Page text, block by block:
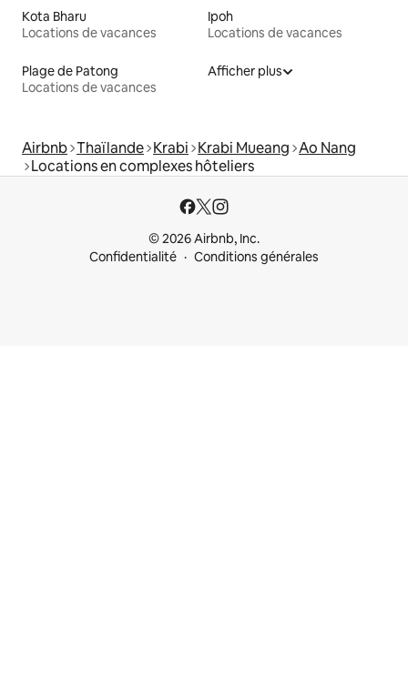
Kota Bharu
Locations de vacances
Ipoh
Locations de vacances
Plage de Patong
Locations de vacances
Afficher plus
Airbnb Thaïlande Krabi Krabi Mueang Ao Nang
Locations en complexes hôteliers
© 2026 Airbnb, Inc.
Confidentialité
Conditions générales